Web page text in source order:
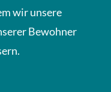
wir unsere
Bewohner